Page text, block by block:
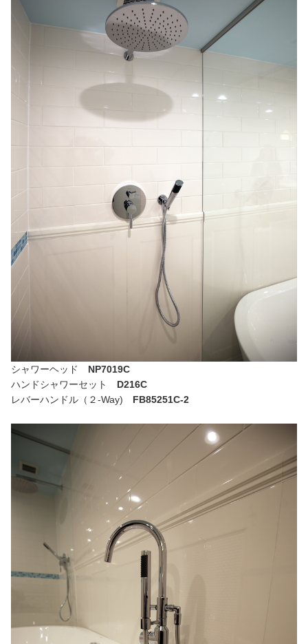
シャワーヘッド NP7019C
ハンドシャワーセット D216C
レバーハンドル（２-Way) FB85251C-2